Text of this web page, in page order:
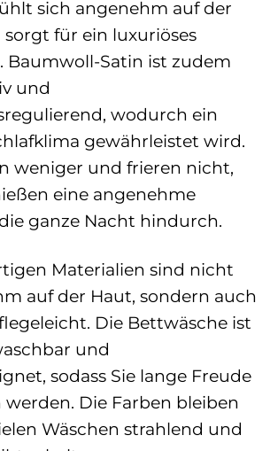
sich angenehm auf der
für ein luxuriöses
Baumwoll-Satin ist zudem
und
wodurch ein
gewährleistet wird.
weniger und frieren nicht,
eine angenehme
ganze Nacht hindurch.
Materialien sind nicht
auf der Haut, sondern auch
Die Bettwäsche ist
und
sodass Sie lange Freude
werden. Die Farben bleiben
Wäschen strahlend und